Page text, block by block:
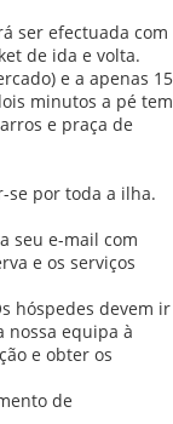
ser efectuada com
de ida e volta.
e a apenas 15
minutos a pé tem
e praça de
se por toda a ilha.
seu e-mail com
e os serviços
hóspedes devem ir
nossa equipa à
e obter os
de